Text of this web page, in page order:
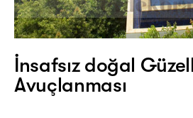
İnsafsız doğal
Avuçlanması